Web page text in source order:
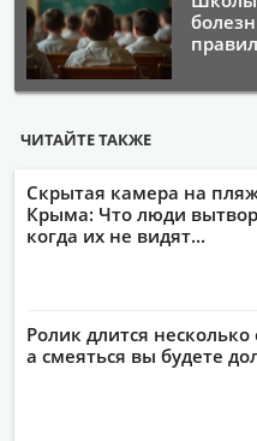
ЧИТАЙТЕ ТАКЖЕ
Скрытая камера на
Крыма: Что люди
когда их не видят...
Ролик длится несколько
а смеяться вы будете